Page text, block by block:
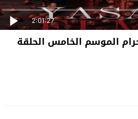
2:01:27
الموسم الخامس الحلقة